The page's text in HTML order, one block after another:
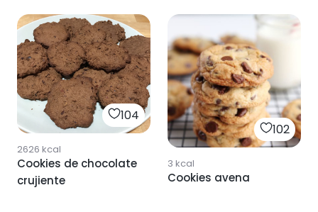
104
2626 kcal
Cookies de chocolate
crujiente
102
3 kcal
Cookies avena